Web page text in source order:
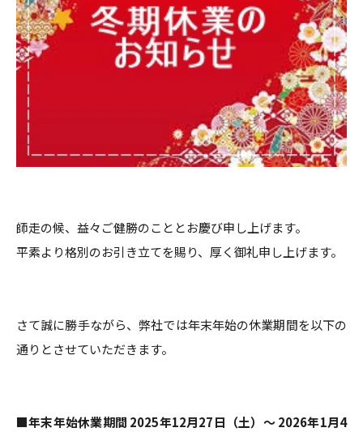
師走の候、益々ご健勝のこととお慶び申し上げます。
平素より格別のお引き立てを賜り、厚く御礼申し上げます。
さて誠に勝手ながら、弊社では年末年始の休業期間を以下の
通りとさせていただきます。
■年末年始休業期間 2025年12月27日（土）～ 2026年1月4